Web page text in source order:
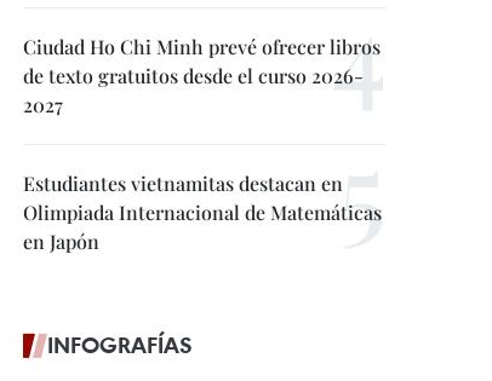
Ciudad Ho Chi Minh prevé ofrecer libros
de texto gratuitos desde el curso 2026-
2027
Estudiantes vietnamitas destacan en
Olimpiada Internacional de Matemáticas
en Japón
INFOGRAFÍAS